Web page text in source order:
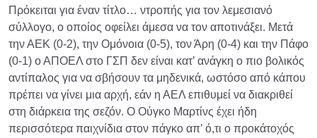
Πρόκειται για έναν τίτλο… ντροπής για τον λεμεσιανό
σύλλογο, ο οποίος οφείλει άμεσα να τον αποτινάξει. Μετά
την ΑΕΚ (0-2), την Ομόνοια (0-5), τον Άρη (0-4) και την Πάφο
(0-1) ο ΑΠΟΕΛ στο ΓΣΠ δεν είναι κατ’ ανάγκη ο πιο βολικός
αντίπαλος για να σβήσουν τα μηδενικά, ωστόσο από κάπου
πρέπει να γίνει μια αρχή, εάν η ΑΕΛ επιθυμεί να διακριθεί
στη διάρκεια της σεζόν. Ο Ούγκο Μαρτίνς έχει ήδη
περισσότερα παιχνίδια στον πάγκο απ’ ό,τι ο προκάτοχός